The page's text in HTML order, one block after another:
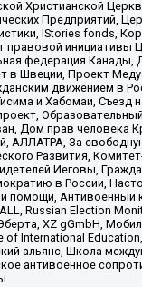
Христианской
Предприятий,
IStories fonds,
правовой
федерация
в Швеции, Проект
движением в
и Хабомаи,
Дом прав человека
АЛЛАТРА, За
Развития,
Иеговы,
в России,
помощи,
Russian Election
XZ gGmbH,
of International
альянс, Школа
антивоенное